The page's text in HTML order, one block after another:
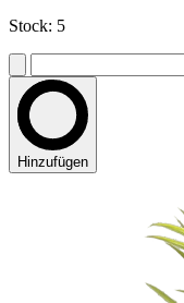
Stock: 5
Hinzufügen